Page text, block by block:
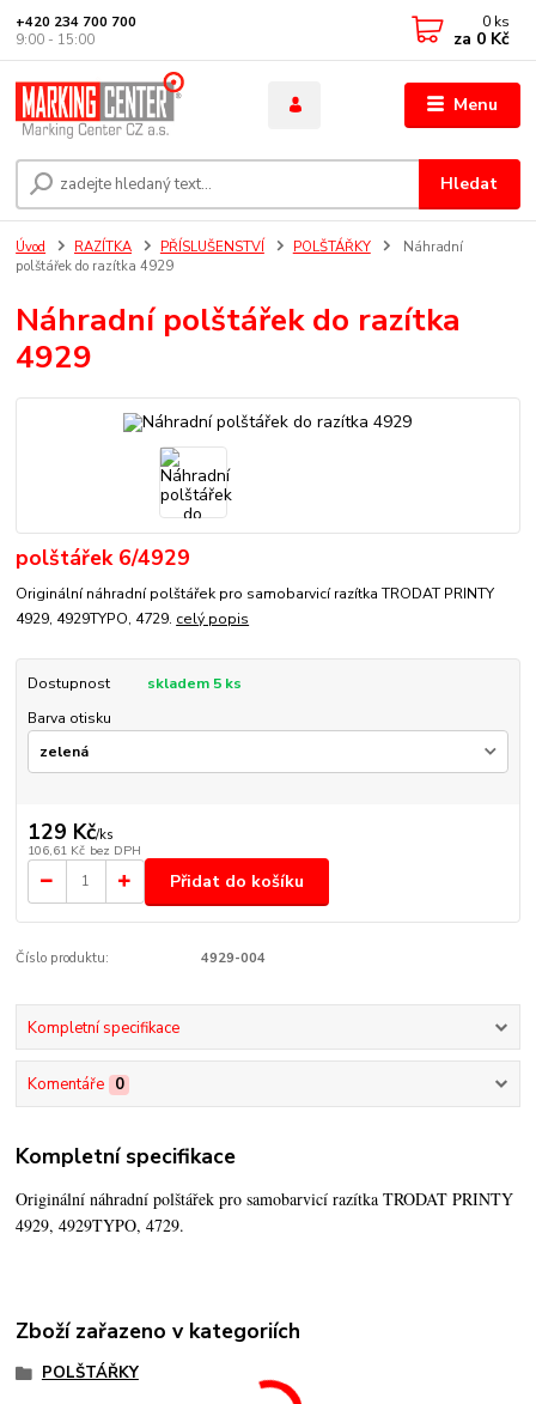
Menu
Hledat
+420 234 700 700
9:00 - 15:00
0 ks
za 0 Kč
Úvod RAZÍTKA PŘÍSLUŠENSTVÍ POLŠTÁŘKY
Náhradní
polštářek do razítka 4929
Náhradní polštářek do razítka
4929
polštářek 6/4929
Originální náhradní polštářek pro samobarvicí razítka TRODAT PRINTY
4929, 4929TYPO, 4729. celý popis
Dostupnost
skladem 5 ks
Barva otisku
129 Kč/ks
106,61 Kč bez DPH
Přidat do košíku
Číslo produktu: 4929-004
Kompletní specifikace
Komentáře 0
Kompletní specifikace
Originální náhradní polštářek pro samobarvicí razítka TRODAT PRINTY
4929, 4929TYPO, 4729.
Zboží zařazeno v kategoriích
POLŠTÁŘKY